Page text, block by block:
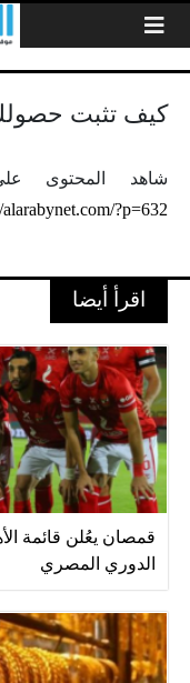
كيف تثبت
شاهد المحتوى
?p=632
اقرأ أيضا
قمصان يعُلن قائمة
الدوري المصري